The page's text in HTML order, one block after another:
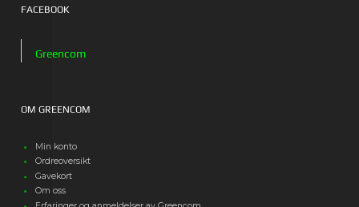
FACEBOOK
Greencom
OM GREENCOM
Min konto
Ordreoversikt
Gavekort
Om oss